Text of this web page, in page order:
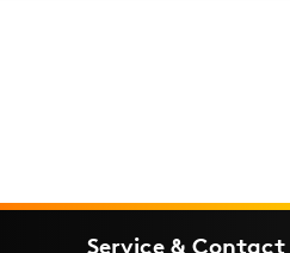
Service & Contact